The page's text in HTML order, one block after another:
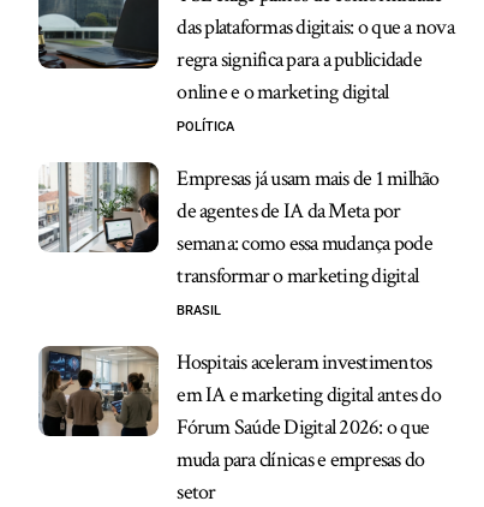
das plataformas digitais: o que a nova
regra significa para a publicidade
online e o marketing digital
POLÍTICA
Empresas já usam mais de 1 milhão
de agentes de IA da Meta por
semana: como essa mudança pode
transformar o marketing digital
BRASIL
Hospitais aceleram investimentos
em IA e marketing digital antes do
Fórum Saúde Digital 2026: o que
muda para clínicas e empresas do
setor